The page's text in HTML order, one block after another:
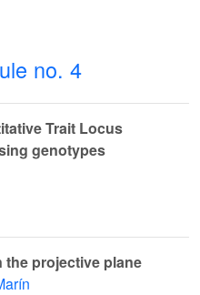
no. 4
Trait Locus
genotypes
the projective plane